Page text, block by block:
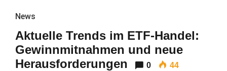
News
Aktuelle Trends im ETF-Handel:
Gewinnmitnahmen und neue
Herausforderungen
0 44